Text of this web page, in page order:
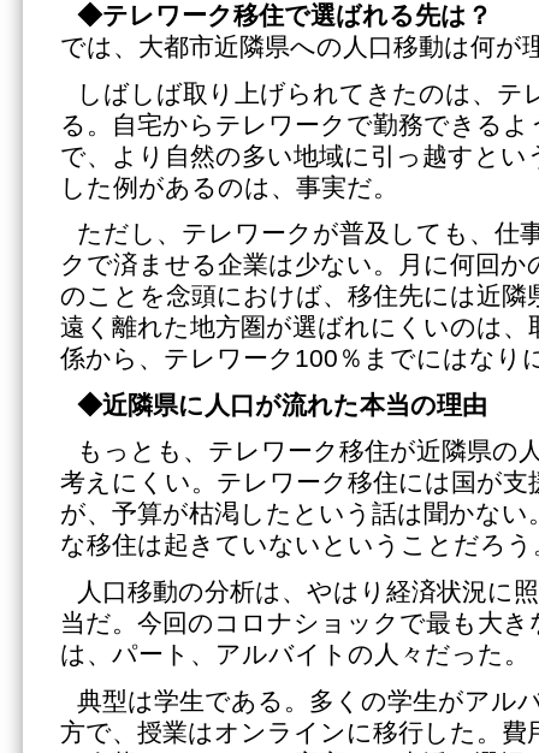
◆テレワーク移住で選ばれる先は？
では、大都市近隣県への人口移動は何が
しばしば取り上げられてきたのは、テ
る。自宅からテレワークで勤務できる
で、より自然の多い地域に引っ越すと
した例があるのは、事実だ。
ただし、テレワークが普及しても、仕
クで済ませる企業は少ない。月に何回か
のことを念頭におけば、移住先には近隣
遠く離れた地方圏が選ばれにくいのは、
係から、テレワーク100％までにはなり
◆近隣県に人口が流れた本当の理由
もっとも、テレワーク移住が近隣県の
考えにくい。テレワーク移住には国が支
が、予算が枯渇したという話は聞かない
な移住は起きていないということだろ
人口移動の分析は、やはり経済状況に
当だ。今回のコロナショックで最も大
は、パート、アルバイトの人々だった。
典型は学生である。多くの学生がアル
方で、授業はオンラインに移行した。費